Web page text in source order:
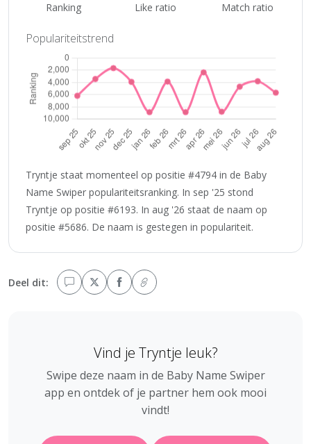
Ranking Like ratio Match ratio
Populariteitstrend
Tryntje staat momenteel op positie #4794 in de Baby
Name Swiper populariteitsranking. In sep '25 stond
Tryntje op positie #6193. In aug '26 staat de naam op
positie #5686. De naam is gestegen in populariteit.
Deel dit:
Vind je Tryntje leuk?
Swipe deze naam in de Baby Name Swiper
app en ontdek of je partner hem ook mooi
vindt!